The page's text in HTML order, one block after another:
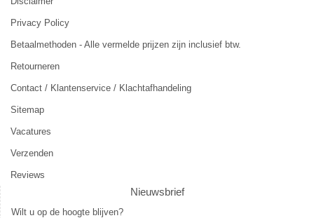
Privacy Policy
Betaalmethoden - Alle vermelde prijzen zijn inclusief btw.
Retourneren
Contact / Klantenservice / Klachtafhandeling
Sitemap
Vacatures
Verzenden
Reviews
Nieuwsbrief
Wilt u op de hoogte blijven?